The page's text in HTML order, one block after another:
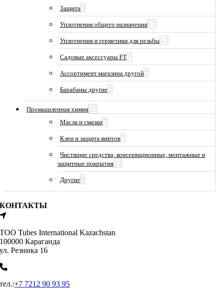
Защита3
Уплотнения общего назначения 17
Уплотнения и герметики для резьбы 13
Садовые аксессуары FT7
Ассортимент магазина другой2
Барабаны другие2
Промышленная химия32
Масла и смазки7
Клеи и защита винтов7
Чистящие средства, консервационные, монтажные и
защитные покрытия 12
Другие6
КОНТАКТЫ
ТОО Tubes International Kazachstan
100000 Караганда
ул. Резника 16
тел.:+7 7212 90 93 95